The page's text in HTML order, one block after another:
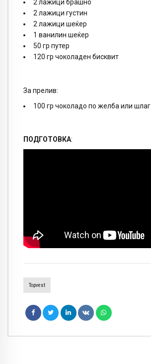
2 лажици брашно
2 лажици густин
2 лажици шеќер
1 ванилин шеќер
50 гр путер
120 гр чоколаден бисквит
За прелив:
100 гр чоколадо по желба или шлаг
ПОДГОТОВКА:
Topvest